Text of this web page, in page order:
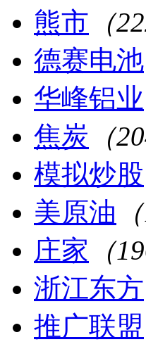
熊市 （
德赛电池
华峰铝业
焦炭 （
模拟炒股
美原油
庄家 （
浙江东方
推广联盟